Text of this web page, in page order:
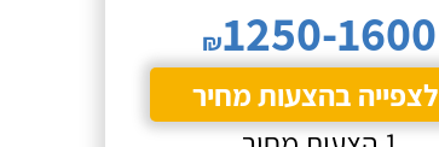
₪1250-1600
לצפייה בהצעות מחיר